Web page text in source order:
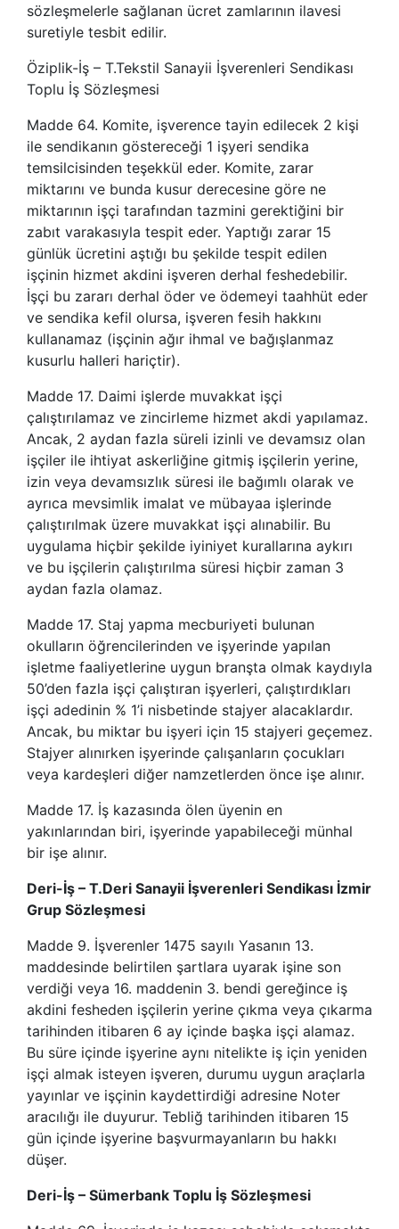
sözleşmelerle sağlanan ücret zamlarının ilavesi
suretiyle tesbit edilir.
Öziplik-İş – T.Tekstil Sanayii İşverenleri Sendikası
Toplu İş Sözleşmesi
Madde 64. Komite, işverence tayin edilecek 2 kişi
ile sendikanın göstereceği 1 işyeri sendika
temsilcisinden teşekkül eder. Komite, zarar
miktarını ve bunda kusur derecesine göre ne
miktarının işçi tarafından tazmini gerektiğini bir
zabıt varakasıyla tespit eder. Yaptığı zarar 15
günlük ücretini aştığı bu şekilde tespit edilen
işçinin hizmet akdini işveren derhal feshedebilir.
İşçi bu zararı derhal öder ve ödemeyi taahhüt eder
ve sendika kefil olursa, işveren fesih hakkını
kullanamaz (işçinin ağır ihmal ve bağışlanmaz
kusurlu halleri hariçtir).
Madde 17. Daimi işlerde muvakkat işçi
çalıştırılamaz ve zincirleme hizmet akdi yapılamaz.
Ancak, 2 aydan fazla süreli izinli ve devamsız olan
işçiler ile ihtiyat askerliğine gitmiş işçilerin yerine,
izin veya devamsızlık süresi ile bağımlı olarak ve
ayrıca mevsimlik imalat ve mübayaa işlerinde
çalıştırılmak üzere muvakkat işçi alınabilir. Bu
uygulama hiçbir şekilde iyiniyet kurallarına aykırı
ve bu işçilerin çalıştırılma süresi hiçbir zaman 3
aydan fazla olamaz.
Madde 17. Staj yapma mecburiyeti bulunan
okulların öğrencilerinden ve işyerinde yapılan
işletme faaliyetlerine uygun branşta olmak kaydıyla
50’den fazla işçi çalıştıran işyerleri, çalıştırdıkları
işçi adedinin % 1’i nisbetinde stajyer alacaklardır.
Ancak, bu miktar bu işyeri için 15 stajyeri geçemez.
Stajyer alınırken işyerinde çalışanların çocukları
veya kardeşleri diğer namzetlerden önce işe alınır.
Madde 17. İş kazasında ölen üyenin en
yakınlarından biri, işyerinde yapabileceği münhal
bir işe alınır.
Deri-İş – T.Deri Sanayii İşverenleri Sendikası İzmir
Grup Sözleşmesi
Madde 9. İşverenler 1475 sayılı Yasanın 13.
maddesinde belirtilen şartlara uyarak işine son
verdiği veya 16. maddenin 3. bendi gereğince iş
akdini fesheden işçilerin yerine çıkma veya çıkarma
tarihinden itibaren 6 ay içinde başka işçi alamaz.
Bu süre içinde işyerine aynı nitelikte iş için yeniden
işçi almak isteyen işveren, durumu uygun araçlarla
yayınlar ve işçinin kaydettirdiği adresine Noter
aracılığı ile duyurur. Tebliğ tarihinden itibaren 15
gün içinde işyerine başvurmayanların bu hakkı
düşer.
Deri-İş – Sümerbank Toplu İş Sözleşmesi